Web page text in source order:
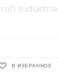
В ИЗБРАННОЕ